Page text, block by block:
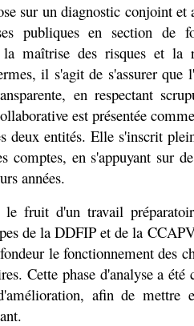
sur un diagnostic conjoint et
publiques en section de
maîtrise des risques et la
il s'agit de s'assurer que
en respectant
est présentée
deux entités. Elle s'inscrit
comptes, en s'appuyant sur
années.
le fruit d'un travail
de la DDFIP et de la
le fonctionnement des
Cette phase d'analyse a
afin de mettre